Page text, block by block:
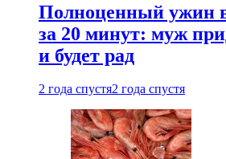
Полноценный ужин
за 20 минут: муж
и будет рад
2 года спустя2 года спустя